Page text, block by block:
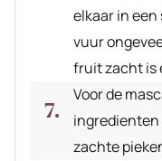
elkaar in
vuur
fruit zacht is
Voor de
ingredienten
zachte